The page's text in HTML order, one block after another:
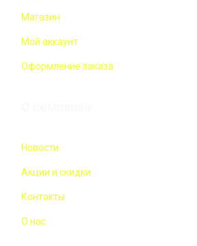
Магазин
Мой аккаунт
Оформление заказа
Новости
Акции и скидки
Контакты
О нас